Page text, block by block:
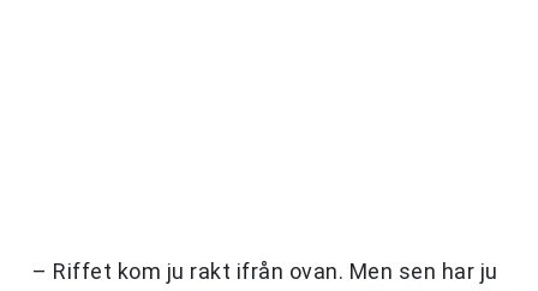
– Riffet kom ju rakt ifrån ovan. Men sen har ju